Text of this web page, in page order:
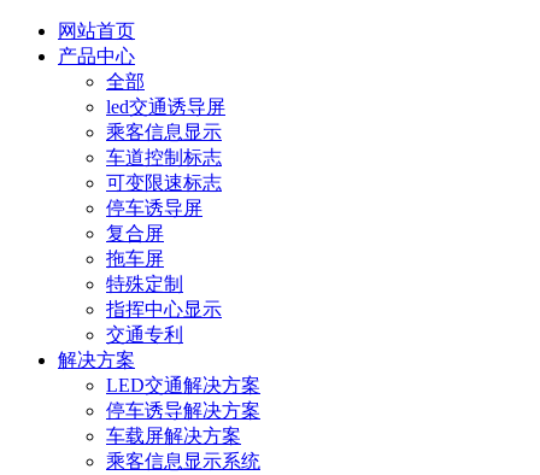
网站首页
产品中心
全部
led交通诱导屏
乘客信息显示
车道控制标志
可变限速标志
停车诱导屏
复合屏
拖车屏
特殊定制
指挥中心显示
交通专利
解决方案
LED交通解决方案
停车诱导解决方案
车载屏解决方案
乘客信息显示系统